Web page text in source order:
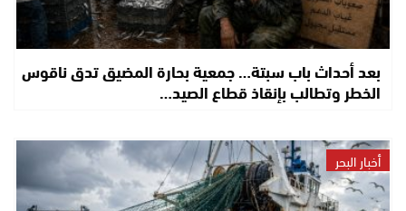
بعد أحداث باب سبتة… جمعية بحارة المضيق تدق ناقوس
الخطر وتطالب بإنقاذ قطاع الصيد…
أخبار البحر